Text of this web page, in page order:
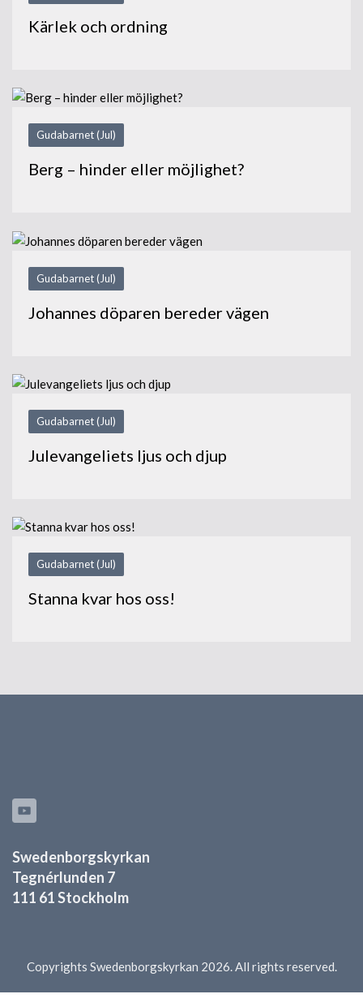
Kärlek och ordning
Gudabarnet (Jul)
Berg – hinder eller möjlighet?
Gudabarnet (Jul)
Johannes döparen bereder vägen
Gudabarnet (Jul)
Julevangeliets ljus och djup
Gudabarnet (Jul)
Stanna kvar hos oss!
Swedenborgskyrkan
Tegnérlunden 7
111 61 Stockholm
Copyrights Swedenborgskyrkan 2026. All rights reserved.